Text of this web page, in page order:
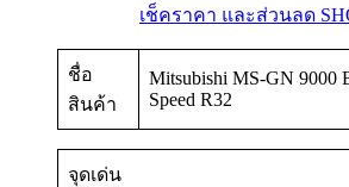
เช็คราคา และส่วนลด
ชื่อ
สินค้า
Mitsubishi MS-GN 9000
Speed R32
จุดเด่น